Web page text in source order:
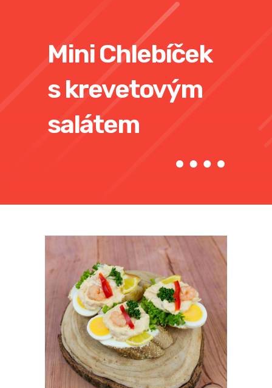
Mini Chlebíček
s krevetovým
salátem